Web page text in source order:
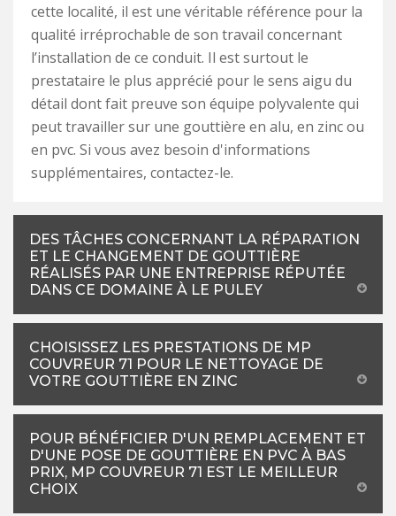
cette localité, il est une véritable référence pour la
qualité irréprochable de son travail concernant
l’installation de ce conduit. Il est surtout le
prestataire le plus apprécié pour le sens aigu du
détail dont fait preuve son équipe polyvalente qui
peut travailler sur une gouttière en alu, en zinc ou
en pvc. Si vous avez besoin d'informations
supplémentaires, contactez-le.
DES TÂCHES CONCERNANT LA RÉPARATION
ET LE CHANGEMENT DE GOUTTIÈRE
RÉALISÉS PAR UNE ENTREPRISE RÉPUTÉE
DANS CE DOMAINE À LE PULEY
CHOISISSEZ LES PRESTATIONS DE MP
COUVREUR 71 POUR LE NETTOYAGE DE
VOTRE GOUTTIÈRE EN ZINC
POUR BÉNÉFICIER D'UN REMPLACEMENT ET
D'UNE POSE DE GOUTTIÈRE EN PVC À BAS
PRIX, MP COUVREUR 71 EST LE MEILLEUR
CHOIX